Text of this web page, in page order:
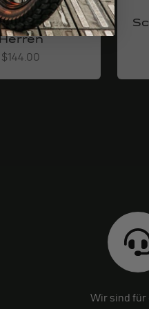
of Berlin
Regenhose
Angebot
$144.00
Wir sind für